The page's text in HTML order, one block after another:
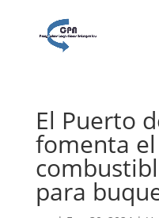
El Puerto
fomenta
para